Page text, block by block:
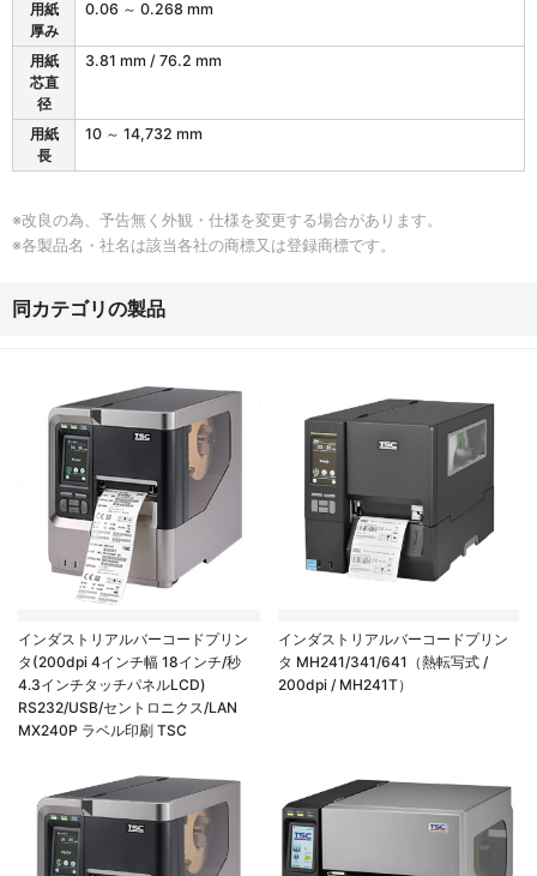
6
の
用紙
厚み
0.06 ～ 0.268 mm
用紙
芯直
径
3.81 mm / 76.2 mm
用紙
長
10 ～ 14,732 mm
※改良の為、予告無く外観・仕様を変更する場合があります。
※各製品名・社名は該当各社の商標又は登録商標です。
同カテゴリの製品
インダストリアルバーコードプリン
タ(200dpi 4インチ幅 18インチ/秒
4.3インチタッチパネルLCD)
RS232/USB/セントロニクス/LAN
MX240P ラベル印刷 TSC
インダストリアルバーコードプリン
タ MH241/341/641（熱転写式 /
200dpi / MH241T）